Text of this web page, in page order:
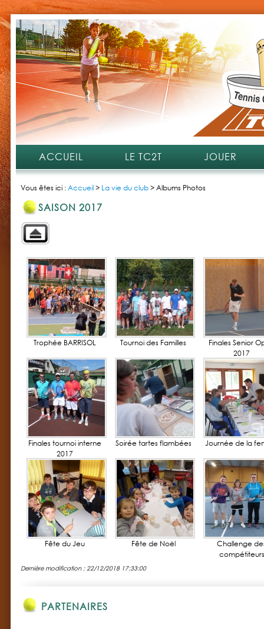
ACCUEIL LE TC2T JOUER
Vous êtes ici :Accueil> La vie du club>Albums Photos
SAISON 2017
Trophée BARRISOL Tournoi des Familles
Finales Senior
2017
Finales tournoi interne
2017
Soirée tartes flambées Journée de la
Fête du Jeu Fête de Noël
Challenge
compétiteurs
Dernière modification : 22/12/2018 17:33:00
PARTENAIRES